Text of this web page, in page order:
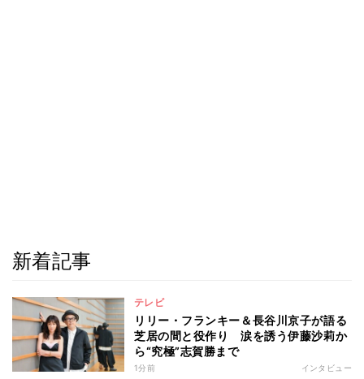
新着記事
テレビ
リリー・フランキー＆長谷川京子が語る
芝居の間と役作り 涙を誘う伊藤沙莉か
ら“究極”志賀勝まで
1分前 インタビュー